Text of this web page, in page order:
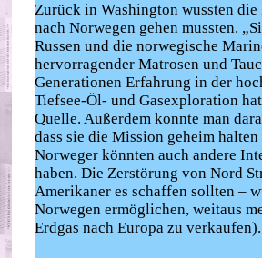
Zurück in Washington wussten die
nach Norwegen gehen mussten.
Russen und die norwegische
hervorragender Matrosen und
Generationen Erfahrung in der
Tiefsee-Öl- und Gasexploration
Quelle. Außerdem konnte man
dass sie die Mission geheim
Norweger könnten auch andere
haben. Die Zerstörung von Nord
Amerikaner es schaffen sollten –
Norwegen ermöglichen, weitaus
Erdgas nach Europa zu verkaufen).